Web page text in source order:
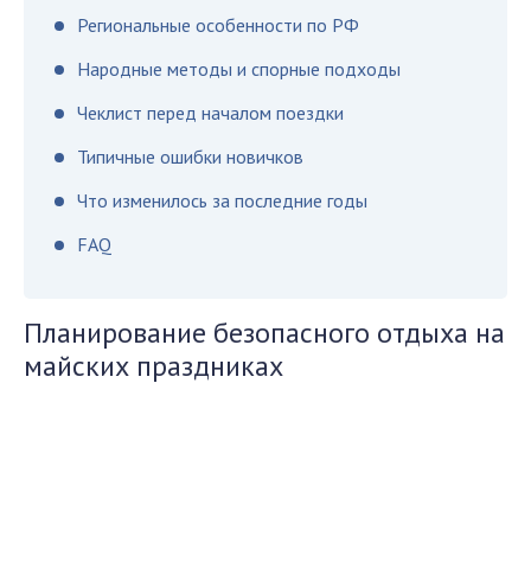
Региональные особенности по РФ
Народные методы и спорные подходы
Чеклист перед началом поездки
Типичные ошибки новичков
Что изменилось за последние годы
FAQ
Планирование безопасного отдыха на
майских праздниках